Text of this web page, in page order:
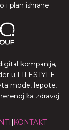
i plan ishrane.
kompanija,
u LIFESTYLE
mode, lepote,
ka zdravoj
KONTAKT